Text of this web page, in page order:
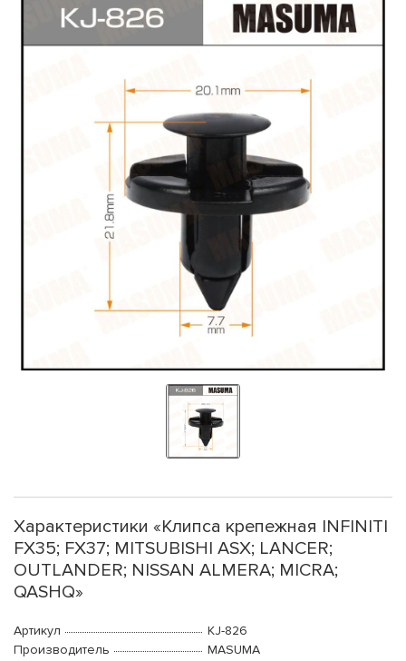
Характеристики «Клипса крепежная INFINITI
FX35; FX37; MITSUBISHI ASX; LANCER;
OUTLANDER; NISSAN ALMERA; MICRA;
QASHQ»
Артикул
KJ-826
Производитель
MASUMA